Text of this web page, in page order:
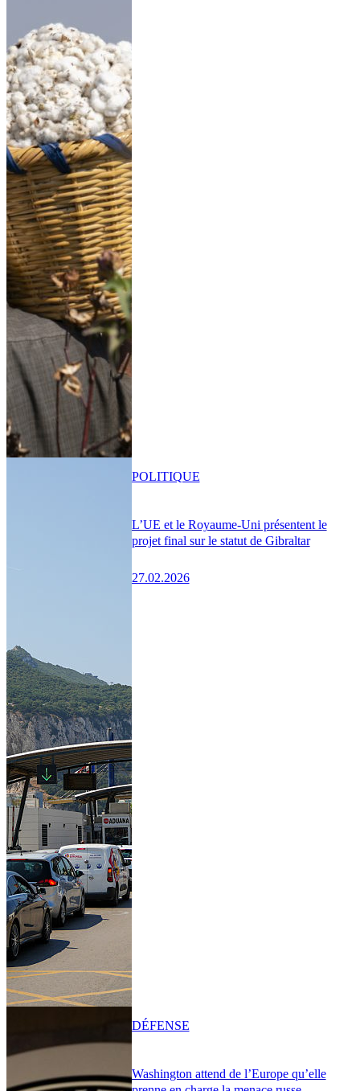
L’UE et le Royaume-Uni présentent le
projet final sur le statut de Gibraltar
27.02.2026
POLITIQUE
Washington attend de l’Europe qu’elle
DÉFENSE